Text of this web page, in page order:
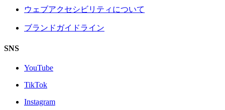
ウェブアクセシビリティについて
ブランドガイドライン
SNS
YouTube
TikTok
Instagram